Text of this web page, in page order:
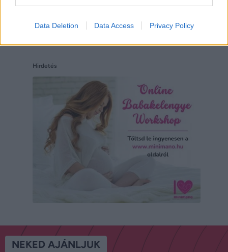
Data Deletion Data Access Privacy Policy
Hirdetés
NEKED AJÁNLJUK